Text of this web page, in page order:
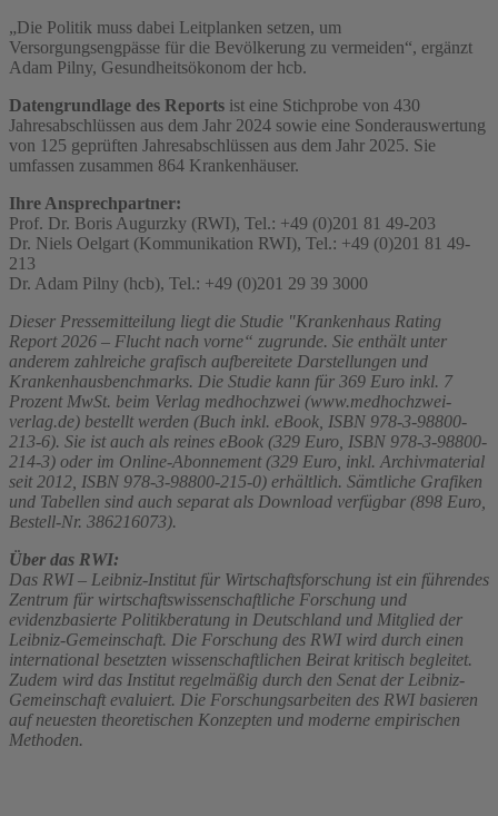
„Die Politik muss dabei Leitplanken setzen, um
Versorgungsengpässe für die Bevölkerung zu vermeiden“, ergänzt
Adam Pilny, Gesundheitsökonom der hcb.
Datengrundlage des Reports ist eine Stichprobe von 430
Jahresabschlüssen aus dem Jahr 2024 sowie eine Sonderauswertung
von 125 geprüften Jahresabschlüssen aus dem Jahr 2025. Sie
umfassen zusammen 864 Krankenhäuser.
Ihre Ansprechpartner:
Prof. Dr. Boris Augurzky (RWI), Tel.: +49 (0)201 81 49-203
Dr. Niels Oelgart (Kommunikation RWI), Tel.: +49 (0)201 81 49-
213
Dr. Adam Pilny (hcb), Tel.: +49 (0)201 29 39 3000
Dieser Pressemitteilung liegt die Studie "Krankenhaus Rating
Report 2026 – Flucht nach vorne“ zugrunde. Sie enthält unter
anderem zahlreiche grafisch aufbereitete Darstellungen und
Krankenhausbenchmarks. Die Studie kann für 369 Euro inkl. 7
Prozent MwSt. beim Verlag medhochzwei (www.medhochzwei-
verlag.de) bestellt werden (Buch inkl. eBook, ISBN 978-3-98800-
213-6). Sie ist auch als reines eBook (329 Euro, ISBN 978-3-98800-
214-3) oder im Online-Abonnement (329 Euro, inkl. Archivmaterial
seit 2012, ISBN 978-3-98800-215-0) erhältlich. Sämtliche Grafiken
und Tabellen sind auch separat als Download verfügbar (898 Euro,
Bestell-Nr. 386216073).
Über das RWI:
Das RWI – Leibniz-Institut für Wirtschaftsforschung ist ein führendes
Zentrum für wirtschaftswissenschaftliche Forschung und
evidenzbasierte Politikberatung in Deutschland und Mitglied der
Leibniz-Gemeinschaft. Die Forschung des RWI wird durch einen
international besetzten wissenschaftlichen Beirat kritisch begleitet.
Zudem wird das Institut regelmäßig durch den Senat der Leibniz-
Gemeinschaft evaluiert. Die Forschungsarbeiten des RWI basieren
auf neuesten theoretischen Konzepten und moderne empirischen
Methoden.